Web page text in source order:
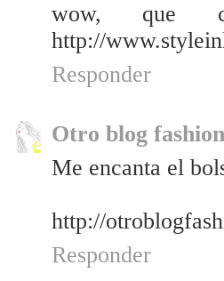
wow, que
http://
Responder
Otro blog fashion
Me encanta el
http://
Responder